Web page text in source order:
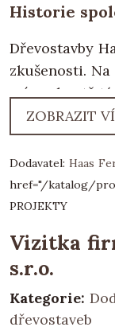
Historie
Dřevostavby
zkušenosti.
má na kontě
Haas
Haas Group,
Popis
Neustále
systémy
uzavřené i
garantují
parametry
konstrukci a
ZOBRAZIT
Dodavatel: Haas
href="/katalog/
PROJEKTY
Vizitka
s.r.o.
Kategorie:
dřevostaveb